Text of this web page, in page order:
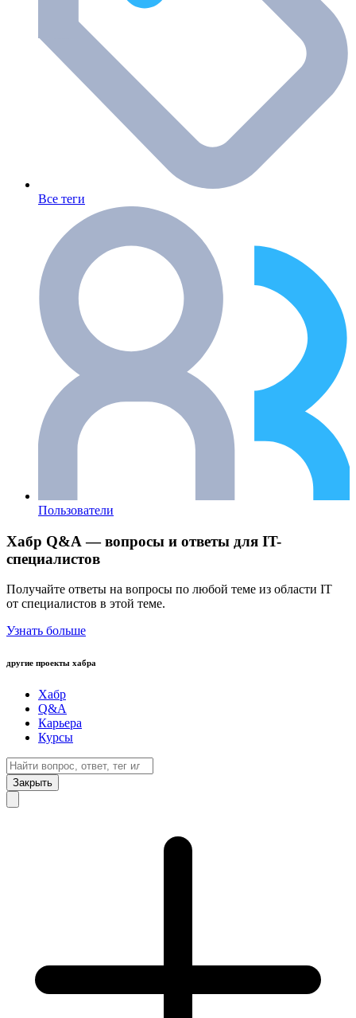
Все теги
Пользователи
Хабр Q&A — вопросы и ответы для IT-
специалистов
Получайте ответы на вопросы по любой теме из области IT
от специалистов в этой теме.
Узнать больше
другие проекты хабра
Хабр
Q&A
Карьера
Курсы
Закрыть